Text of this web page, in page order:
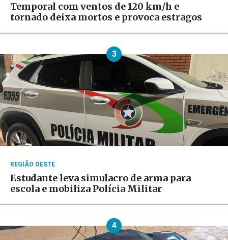
Temporal com ventos de 120 km/h e
tornado deixa mortos e provoca estragos
3
REGIÃO OESTE
Estudante leva simulacro de arma para
escola e mobiliza Polícia Militar
4